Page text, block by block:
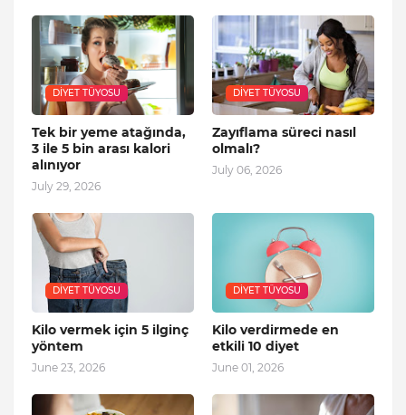
DIYET TÜYOSU
Tek bir yeme atağında,
3 ile 5 bin arası kalori
alınıyor
July 29, 2026
DIYET TÜYOSU
Zayıflama süreci nasıl
olmalı?
July 06, 2026
DIYET TÜYOSU
Kilo vermek için 5 ilginç
yöntem
June 23, 2026
DIYET TÜYOSU
Kilo verdirmede en
etkili 10 diyet
June 01, 2026